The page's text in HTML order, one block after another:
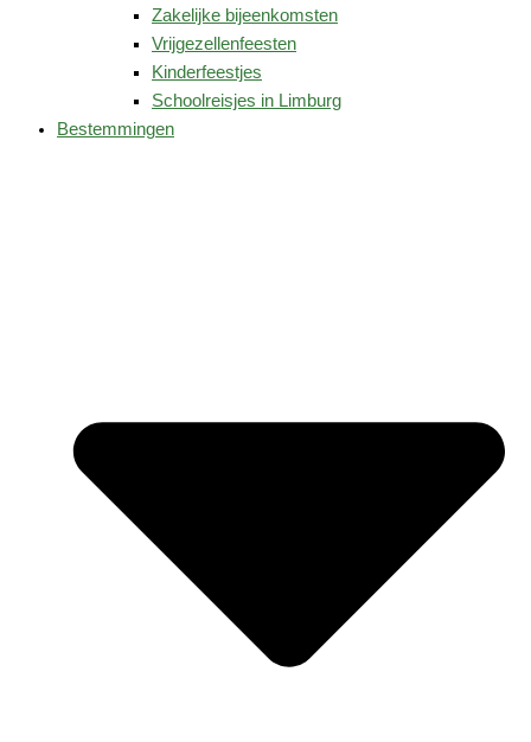
Zakelijke bijeenkomsten
Vrijgezellenfeesten
Kinderfeestjes
Schoolreisjes in Limburg
Bestemmingen